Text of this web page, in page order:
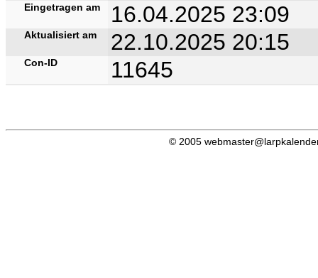
Eingetragen am 16.04.2025 23:09
Aktualisiert am 22.10.2025 20:15
Con-ID 11645
© 2005